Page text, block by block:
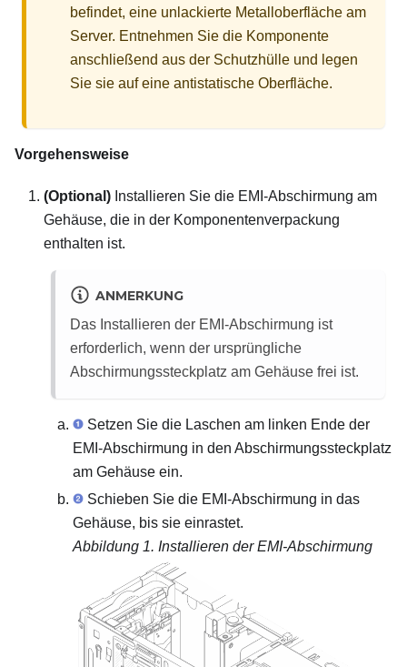
befindet, eine unlackierte Metalloberfläche am
Server. Entnehmen Sie die Komponente
anschließend aus der Schutzhülle und legen
Sie sie auf eine antistatische Oberfläche.
Vorgehensweise
(Optional) Installieren Sie die EMI-Abschirmung am
Gehäuse, die in der Komponentenverpackung
enthalten ist.
ANMERKUNG
Das Installieren der EMI-Abschirmung ist
erforderlich, wenn der ursprüngliche
Abschirmungssteckplatz am Gehäuse frei ist.
Setzen Sie die Laschen am linken Ende der
EMI-Abschirmung in den Abschirmungssteckplatz
am Gehäuse ein.
Schieben Sie die EMI-Abschirmung in das
Gehäuse, bis sie einrastet.
Abbildung 1. Installieren der EMI-Abschirmung